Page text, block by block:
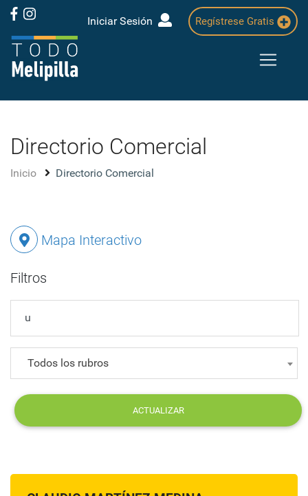
Iniciar Sesión Regístrese Gratis
Directorio Comercial
Inicio Directorio Comercial
Mapa Interactivo
Filtros
Todos los rubros
ACTUALIZAR